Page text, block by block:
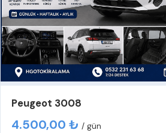
Peugeot 3008
4.500,00 ₺ / gün